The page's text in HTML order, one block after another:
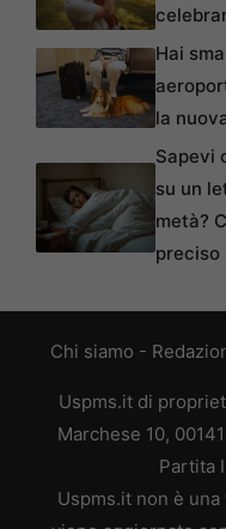
Hai
la
Sapevi
su un
metà?
preciso
Chi siamo -
Uspms.it di
Marchese 10,
Partita
Uspms.it non è